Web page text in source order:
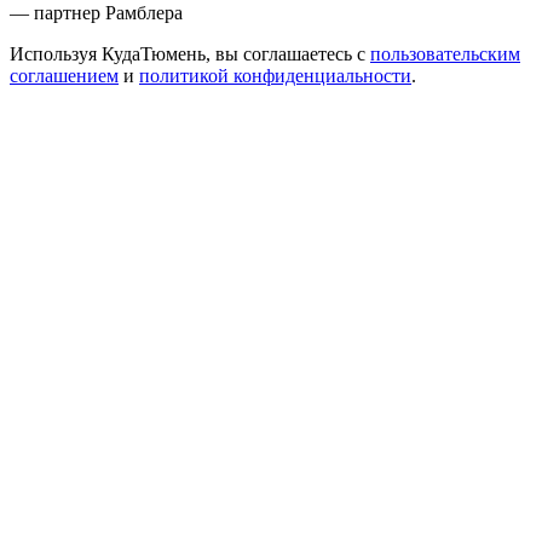
— партнер Рамблера
Используя КудаТюмень, вы соглашаетесь с пользовательским
соглашением и политикой конфиденциальности.